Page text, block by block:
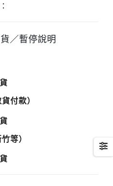
／暫停說明
付款）
等）